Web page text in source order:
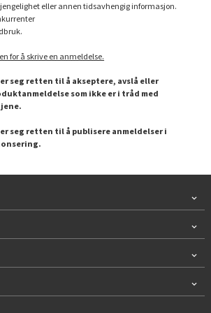
eller annen tidsavhengig informasjon.
for å skrive en anmeldelse.
seg retten til å akseptere, avslå eller
som ikke er i tråd med
seg retten til å publisere anmeldelser i